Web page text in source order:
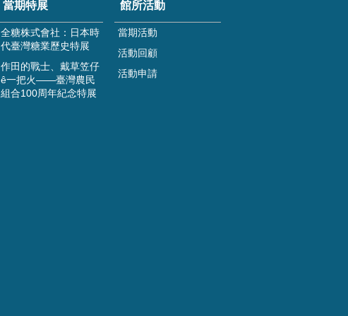
當期特展
全糖株式會社：日本時
代臺灣糖業歷史特展
作田的戰士、戴草笠仔
ê一把火——臺灣農民
組合100周年紀念特展
館所活動
當期活動
活動回顧
活動申請